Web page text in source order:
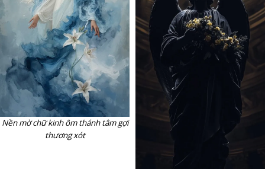
Nền mờ chữ kinh ôm thánh tâm gợi
thương xót